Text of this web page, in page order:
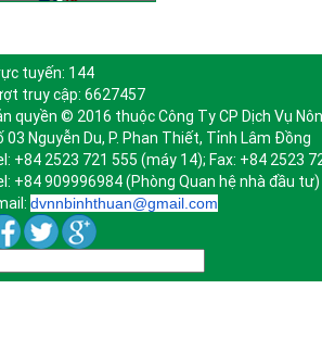
tuyến: 144
truy cập: 6627457
quyền © 2016 thuộc Công Ty CP Dịch Vụ
03 Nguyễn Du, P. Phan Thiết, Tỉnh Lâm Đồng
+84 2523 721 555 (máy 14); Fax: +84 2523
+84 909996984 (Phòng Quan hệ nhà đầu tư)
dvnnbinhthuan@gmail.com